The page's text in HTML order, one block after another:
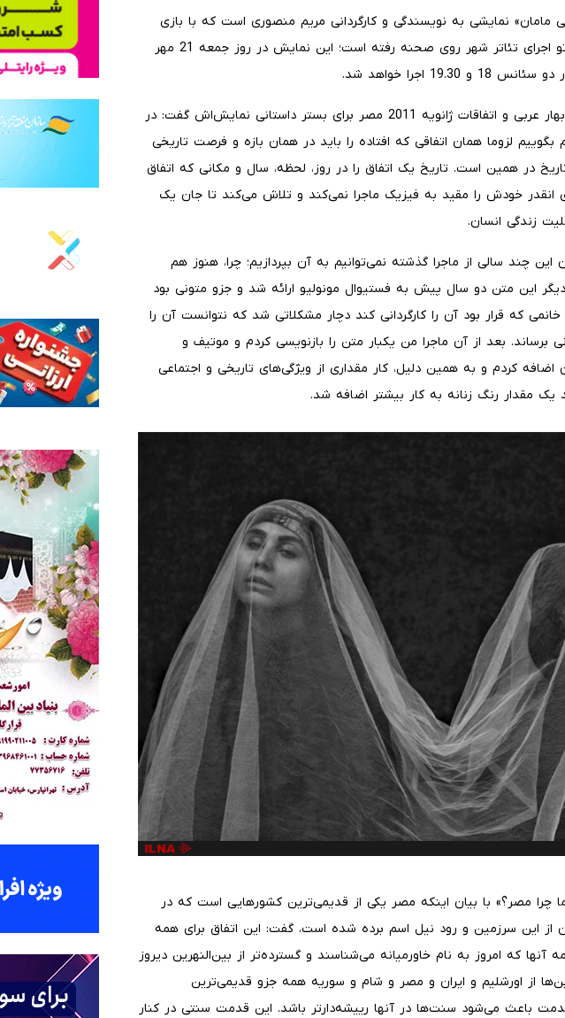
مامان» نمایشی به نویسندگی و کارگردانی مریم منصوری است که با بازی
دیبا دبیری و مینا شجاعیان در پلاتو اجرای تئاتر شهر روی صحنه رفته است؛ این نمایش در روز جمعه 21 مهر
اجرا خواهد شد.
مریم منصوری با اشاره به انتخاب بهار عربی و اتفاقات ژانویه 2011 مصر برای بستر داستانی نمایش‌اش گفت: در
بگوییم لزوما همان اتفاقی که افتاده را باید در همان بازه و فرصت تاریخی
در همین است. تاریخ یک اتفاق را در روز، لحظه، سال و مکانی که اتفاق
انقدر خودش را مقید به فیزیک ماجرا نمی‌کند و تلاش می‌کند تا جان یک
زندگی انسان.
این چند سالی از ماجرا گذشته نمی‌توانیم به آن بپردازیم؛ چرا، هنوز هم
دیگر این متن دو سال پیش به فستیوال مونولیو ارائه شد و جزو متونی بود
که قرار بود آن را کارگردانی کند دچار مشکلاتی شد که نتوانست آن را
برساند. بعد از آن ماجرا من یکبار متن را بازنویسی کردم و موتیف و
اضافه کردم و به همین دلیل، کار مقداری از ویژگی‌های تاریخی و اجتماعی
مقدار رنگ زنانه به کار بیشتر اضافه شد.
مصر؟» با بیان اینکه مصر یکی از قدیمی‌ترین کشورهایی است که در
از این سرزمین و رود نیل اسم برده شده است، گفت: این اتفاق برای همه
که امروز به نام خاورمیانه می‌شناسند و گسترده‌تر از بین‌النهرین دیروز
از اورشلیم و ایران و مصر و شام و سوریه همه جزو قدیمی‌ترین
باعث می‌شود سنت‌ها در آنها رییشه‌دارتر باشد. این قدمت سنتی در کنار